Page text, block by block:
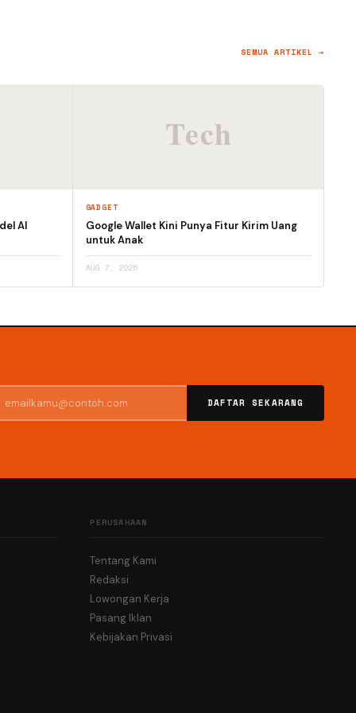
SEMUA ARTIKEL →
AI
GADGET
Google Wallet Kini Punya Fitur Kirim Uang
untuk Anak
AUG 7, 2026
DAFTAR SEKARANG
PERUSAHAAN
Tentang Kami
Redaksi
Lowongan Kerja
Pasang Iklan
Kebijakan Privasi